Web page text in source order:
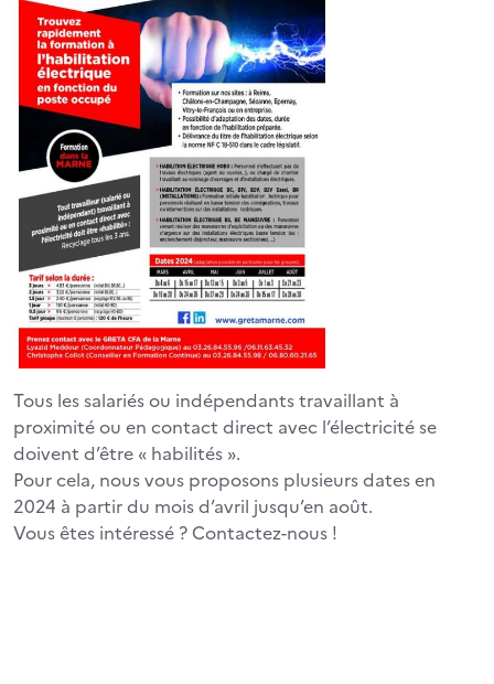
Tous les salariés ou indépendants travaillant à
proximité ou en contact direct avec l’électricité se
doivent d’être « habilités ».
Pour cela, nous vous proposons plusieurs dates en
2024 à partir du mois d’avril jusqu’en août.
Vous êtes intéressé ? Contactez-nous !